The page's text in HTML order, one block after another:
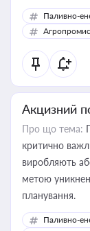
Паливно-
Акцизний
Про що тема:
критично
виробляють
метою
планування.
Паливно-